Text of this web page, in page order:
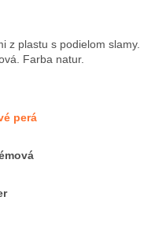
z plastu s podielom slamy.
Farba natur.
perá